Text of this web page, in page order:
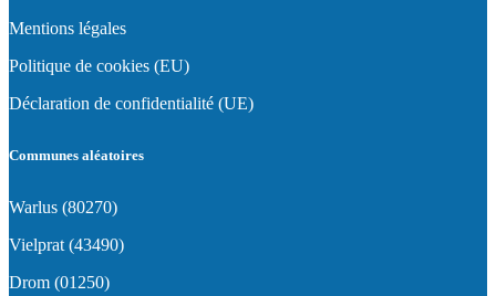
Mentions légales
Politique de cookies (EU)
Déclaration de confidentialité (UE)
Communes aléatoires
Warlus (80270)
Vielprat (43490)
Drom (01250)